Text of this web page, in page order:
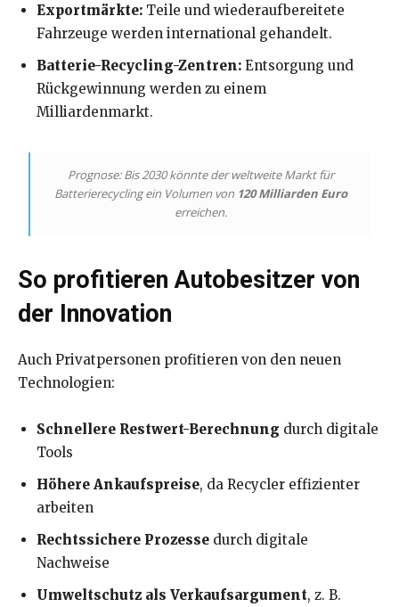
Exportmärkte: Teile und wiederaufbereitete
Fahrzeuge werden international gehandelt.
Batterie-Recycling-Zentren: Entsorgung und
Rückgewinnung werden zu einem
Milliardenmarkt.
Prognose: Bis 2030 könnte der weltweite Markt für
Batterierecycling ein Volumen von 120 Milliarden Euro
erreichen.
So profitieren Autobesitzer von
der Innovation
Auch Privatpersonen profitieren von den neuen
Technologien:
Schnellere Restwert-Berechnung durch digitale
Tools
Höhere Ankaufspreise, da Recycler effizienter
arbeiten
Rechtssichere Prozesse durch digitale
Nachweise
Umweltschutz als Verkaufsargument, z. B.